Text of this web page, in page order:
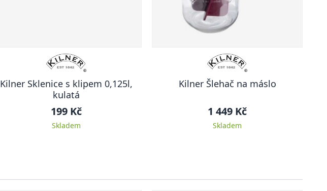
Kilner Sklenice s klipem 0,125l,
kulatá
199 Kč
Skladem
Kilner Šlehač na máslo
1 449 Kč
Skladem